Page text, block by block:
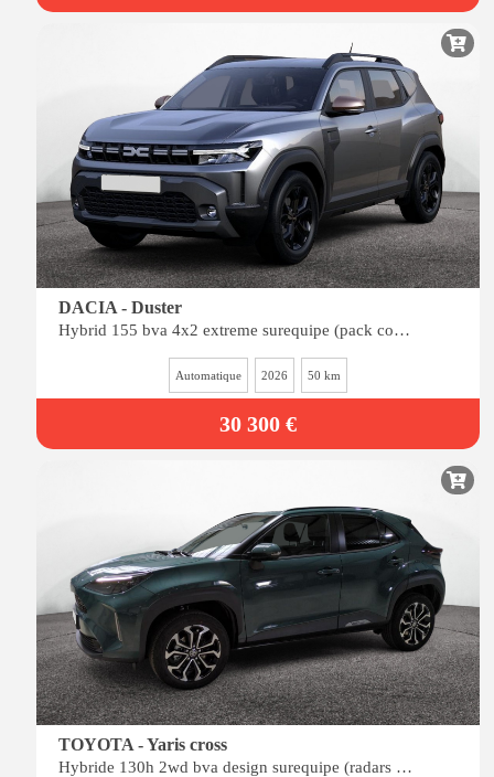
DACIA - Duster
Hybrid 155 bva 4x2 extreme surequipe (pack cold, pack city, pack techno)
Automatique 2026 50 km
30 300 €
TOYOTA - Yaris cross
Hybride 130h 2wd bva design surequipe (radars av-ar, siÈges chauffants, angles morts)